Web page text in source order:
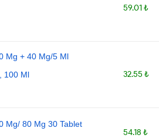
59.01 ₺
Mg + 40 Mg/5 Ml
100 Ml
32.55 ₺
Mg/ 80 Mg 30 Tablet
54.18 ₺